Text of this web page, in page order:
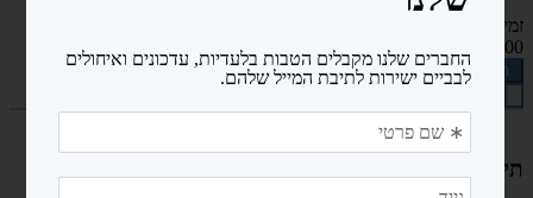
זמינות: קיים במלאי
₪15,000.00
הוספה לסל
תיאור